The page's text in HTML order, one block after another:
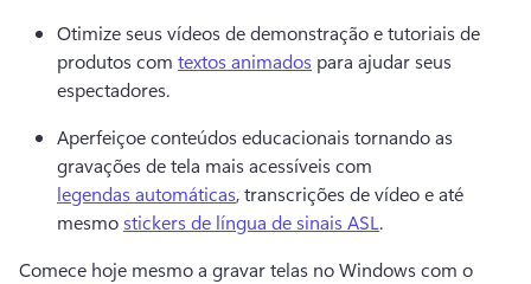
Otimize seus vídeos de demonstração e tutoriais de
produtos com textos animados para ajudar seus
espectadores.
Aperfeiçoe conteúdos educacionais tornando as
gravações de tela mais acessíveis com
legendas automáticas, transcrições de vídeo e até
mesmo stickers de língua de sinais ASL.
Comece hoje mesmo a gravar telas no Windows com o